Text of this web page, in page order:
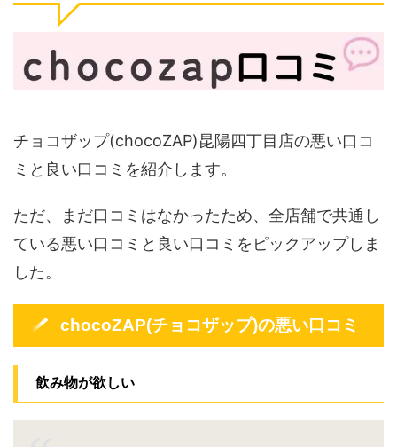
チョコザップ(chocoZAP)昆陽四丁目店の悪い口コ
ミと良い口コミを紹介します。
ただ、まだ口コミはなかったため、全店舗で共通し
ている悪い口コミと良い口コミをピックアップしま
した。
chocoZAP(チョコザップ)の悪い口コミ
飲み物が欲しい